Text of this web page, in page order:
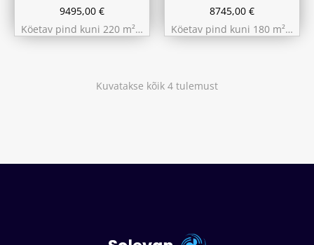
9495,00 €
Köetav pind kuni 220 m²…
8745,00 €
Köetav pind kuni 180 m²…
Kuvatakse kõik 4 tulemust